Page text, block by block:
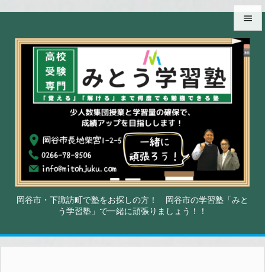
岡谷市・下諏訪町で塾をお探しの方！ 岡谷市の学習塾「みと
う学習塾」で一緒に頑張りましょう！！


メニュ